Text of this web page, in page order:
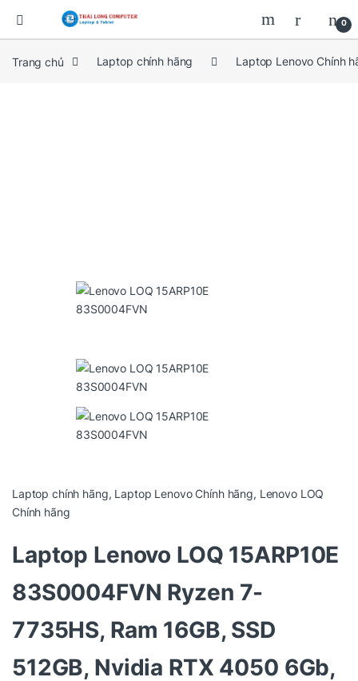
0
Trang chủ Laptop chính hãng Laptop Lenovo Chính
Laptop chính hãng, Laptop Lenovo Chính hãng, Lenovo LOQ
Chính hãng
Laptop Lenovo LOQ 15ARP10E
83S0004FVN Ryzen 7-
7735HS, Ram 16GB, SSD
512GB, Nvidia RTX 4050 6Gb,